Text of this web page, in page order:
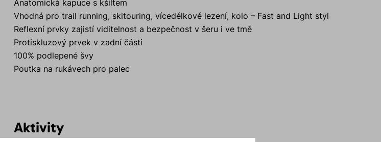
Anatomická kapuce s kšiltem
Vhodná pro trail running, skitouring, vícedélkové lezení, kolo – Fast and Light styl
Reflexní prvky zajistí viditelnost a bezpečnost v šeru i ve tmě
Protiskluzový prvek v zadní části
100% podlepené švy
Poutka na rukávech pro palec
Aktivity